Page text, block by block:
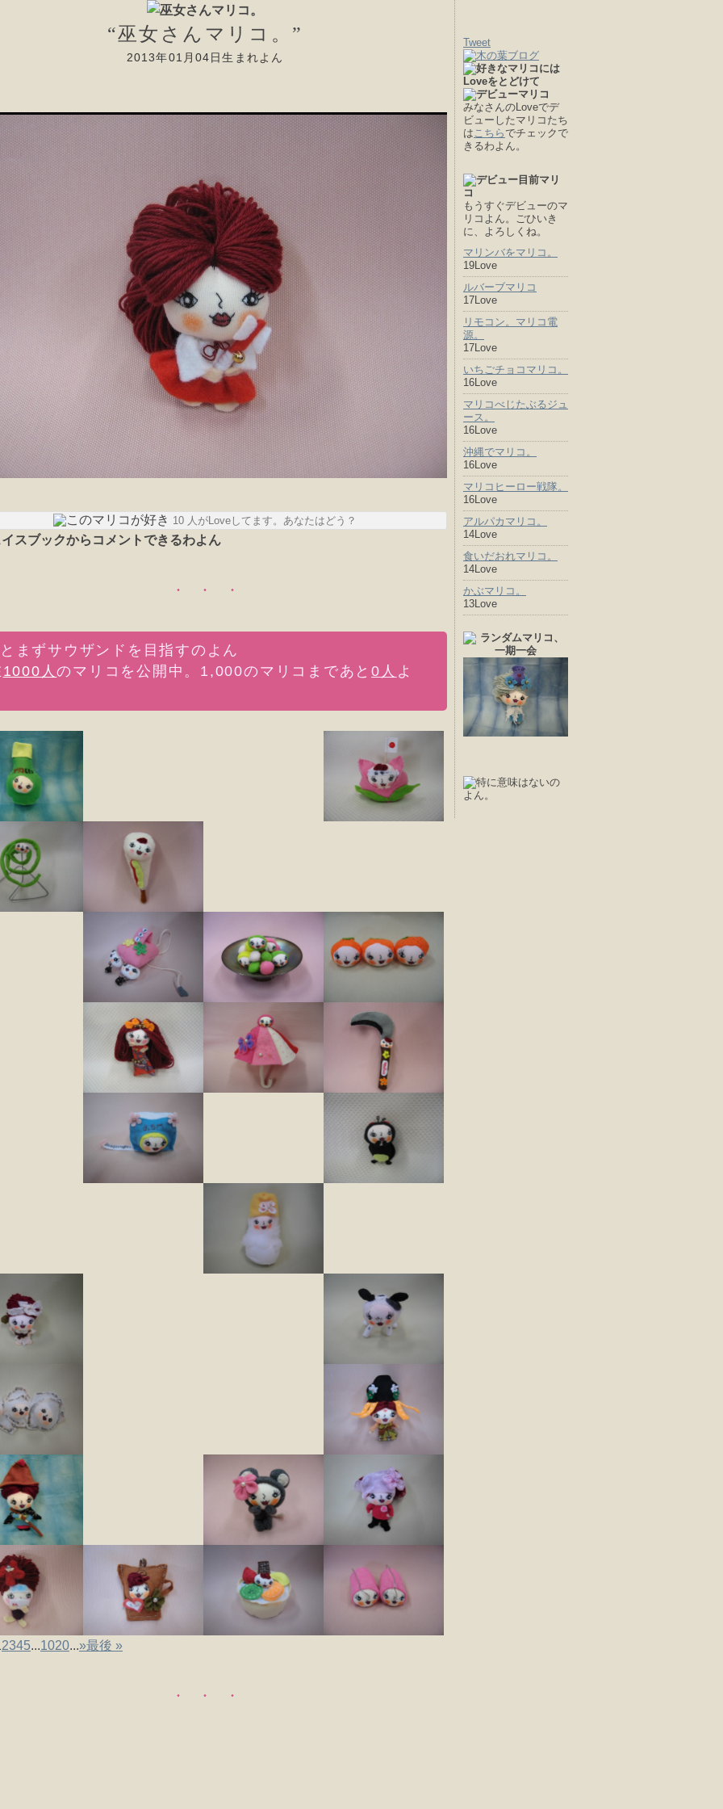
“巫女さんマリコ。”
2013年01月04日生まれよん
10 人がLoveしてます。あなたはどう？
1000人のマリコを公開中。1,000のマリコまであと0人 よ
2345...1020...»最後 »
Tweet
みなさんのLoveでデ
ビューしたマリコたち
はこちら でチェックで
きるわよん。
もうすぐデビューのマ
リコよん。ごひいき
に、よろしくね。
マリンバをマリコ。
19Love
ルバーブマリコ
17Love
リモコン。マリコ電
源。
17Love
いちごチョコマリコ。
16Love
マリコべじたぶるジュ
ース。
16Love
沖縄でマリコ。
16Love
マリコヒーロー戦隊。
16Love
アルパカマリコ。
14Love
食いだおれマリコ。
14Love
かぶマリコ。
13Love